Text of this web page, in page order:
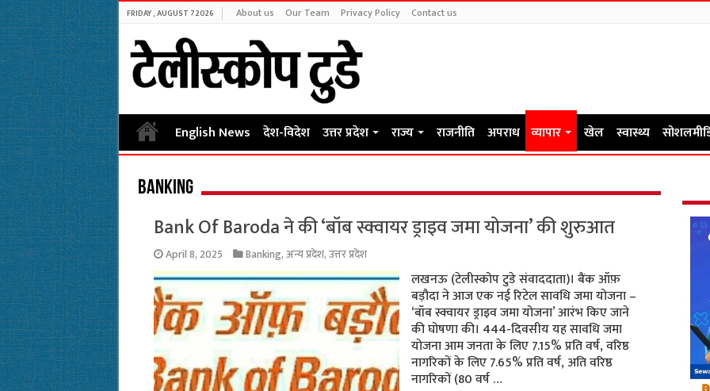
FRIDAY , AUGUST 7 2026 About us Our Team Privacy Policy Contact us
English News देश-विदेश उत्तर प्रदेश राज्य राजनीति अपराध व्यापार खेल स्वास्थ्य
Banking
Bank Of Baroda ने की ‘बॉब स्क्वायर ड्राइव जमा योजना’ की शुरुआत
April 8, 2025 Banking,अन्य प्रदेश,उत्तर प्रदेश
लखनऊ (टेलीस्कोप टुडे संवाददाता)। बैंक ऑफ़
बड़ौदा ने आज एक नई रिटेल सावधि जमा योजना –
‘बॉब स्क्वायर ड्राइव जमा योजना’ आरंभ किए जाने
की घोषणा की। 444-दिवसीय यह सावधि जमा
योजना आम जनता के लिए 7.15% प्रति वर्ष, वरिष्ठ
नागरिकों के लिए 7.65% प्रति वर्ष, अति वरिष्ठ
नागरिकों (80 वर्ष …